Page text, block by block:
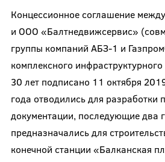
Концессионное соглашение
и ООО «Балтнедвижсервис»
группы компаний АБЗ-1 и
комплексного
30 лет подписано 11 октября
года отводились для разработки
документации, последующие два
предназначались для
конечной станции «Балканская